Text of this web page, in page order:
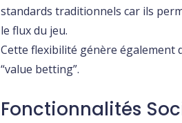
standards traditionnels car ils
le flux du jeu.
Cette flexibilité génère également
“value betting”.
Fonctionnalités